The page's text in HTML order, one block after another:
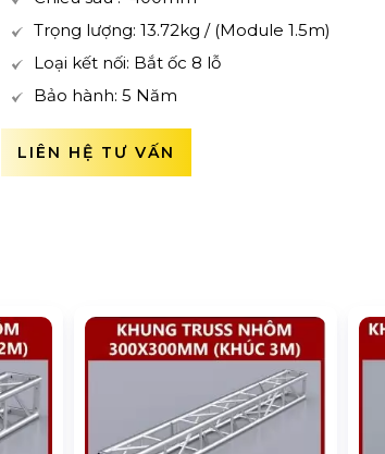
Trọng lượng: 13.72kg / (Module 1.5m)
Loại kết nối: Bắt ốc 8 lỗ
Bảo hành: 5 Năm
LIÊN HỆ TƯ VẤN